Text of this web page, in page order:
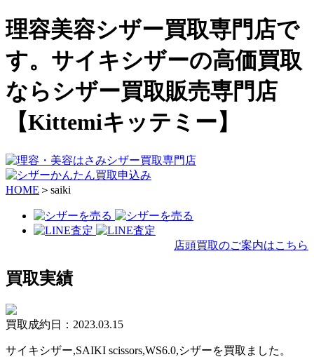
理容美容シザー買取専門店で
す。サイキシザーの高価買取
ならシザー買取販売専門店
【Kittemiキッテミー】
HOME ＞saiki
店頭買取のご案内はこちら
買取実績
買取成約日：2023.03.15
サイキシザー,SAIKI scissors,WS6.0,シザーを買取ました。